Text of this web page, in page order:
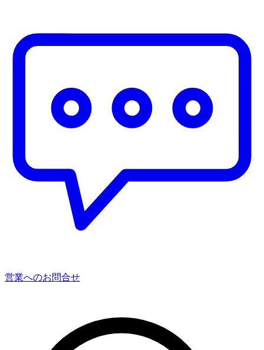
営業へのお問合せ